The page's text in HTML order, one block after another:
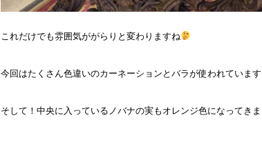
これだけでも雰囲気ががらりと変わりますね
今回はたくさん色違いのカーネーションとバラが使われていま
そして！中央に入っているノバナの実もオレンジ色になってき